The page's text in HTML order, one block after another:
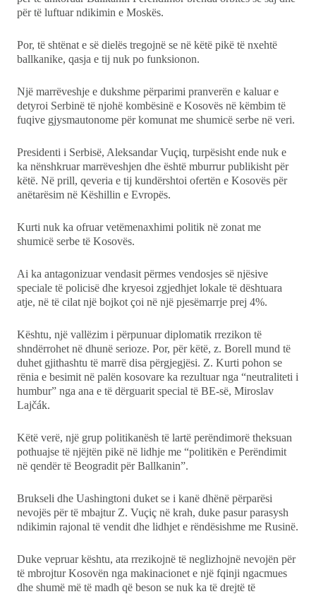
për të luftuar ndikimin e Moskës.
Por, të shtënat e së dielës tregojnë se në këtë pikë të nxehtë
ballkanike, qasja e tij nuk po funksionon.
Një marrëveshje e dukshme përparimi pranverën e kaluar e
detyroi Serbinë të njohë kombësinë e Kosovës në këmbim të
fuqive gjysmautonome për komunat me shumicë serbe në veri.
Presidenti i Serbisë, Aleksandar Vuçiq, turpësisht ende nuk e
ka nënshkruar marrëveshjen dhe është mburrur publikisht për
këtë. Në prill, qeveria e tij kundërshtoi ofertën e Kosovës për
anëtarësim në Këshillin e Evropës.
Kurti nuk ka ofruar vetëmenaxhimi politik në zonat me
shumicë serbe të Kosovës.
Ai ka antagonizuar vendasit përmes vendosjes së njësive
speciale të policisë dhe kryesoi zgjedhjet lokale të dështuara
atje, në të cilat një bojkot çoi në një pjesëmarrje prej 4%.
Kështu, një vallëzim i përpunuar diplomatik rrezikon të
shndërrohet në dhunë serioze. Por, për këtë, z. Borell mund të
duhet gjithashtu të marrë disa përgjegjësi. Z. Kurti pohon se
rënia e besimit në palën kosovare ka rezultuar nga “neutraliteti i
humbur” nga ana e të dërguarit special të BE-së, Miroslav
Lajčák.
Këtë verë, një grup politikanësh të lartë perëndimorë theksuan
pothuajse të njëjtën pikë në lidhje me “politikën e Perëndimit
në qendër të Beogradit për Ballkanin”.
Brukseli dhe Uashingtoni duket se i kanë dhënë përparësi
nevojës për të mbajtur Z. Vuçiç në krah, duke pasur parasysh
ndikimin rajonal të vendit dhe lidhjet e rëndësishme me Rusinë.
Duke vepruar kështu, ata rrezikojnë të neglizhojnë nevojën për
të mbrojtur Kosovën nga makinacionet e një fqinji ngacmues
dhe shumë më të madh që beson se nuk ka të drejtë të